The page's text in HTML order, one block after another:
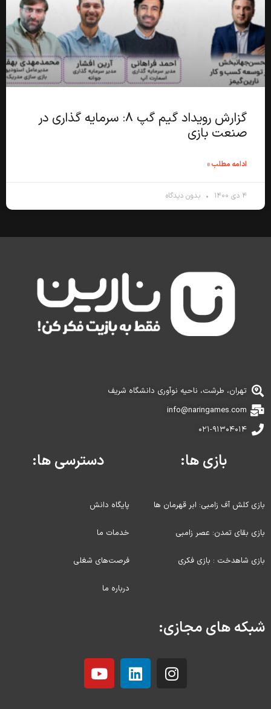
گزارش رویداد گیم گپ ۸: سرمایه گذاری در
صنعت بازی
ادامه مطلب »
۴ دی ۱۴۰۰ بدون دیدگاه
تهران، طرشت، ناحیه نوآوری دانشگاه شریف
info@naringames.com
۰۲۱-۹۱۳۰۴۰۱۴
بازی ها:
بازی کلش آف زامبی: ابر قهرمان ها
بازی بقای تمدن: عصر زامبی
بازی شاهدخت : بازی فکری
دسترسی ها:
پایگاه دانش
خدمات ما
فرصت‌های شغلی
درباره ما
شبکه های مجازی: